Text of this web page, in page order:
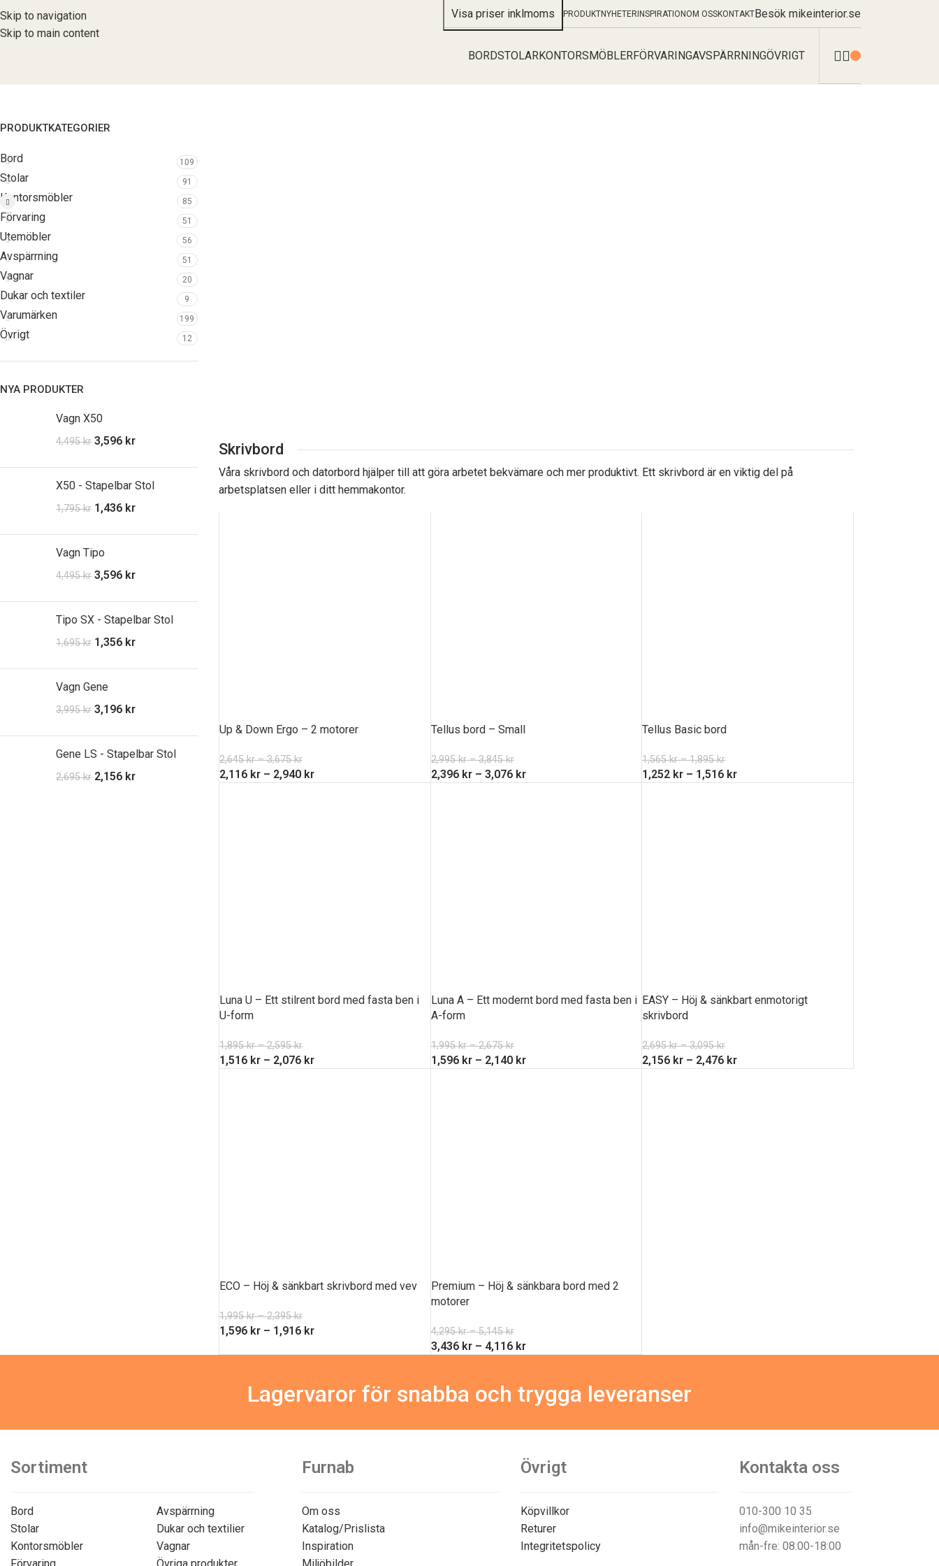
Skip to navigation
Skip to main content
PRODUKTNYHETERINSPIRATIONOM OSSKONTAKTBesök mikeinterior.se
BORDSTOLARKONTORSMÖBLERFÖRVARINGAVSPÄRRNINGÖVRIGT
PRODUKTKATEGORIER
Bord 109
Stolar 91
Kontorsmöbler 85
Förvaring 51
Utemöbler 56
Avspärrning 51
Vagnar 20
Dukar och textiler 9
Varumärken 199
Övrigt 12
NYA PRODUKTER
Vagn X50
4,495kr 3,596 kr
X50 - Stapelbar Stol
1,795kr 1,436 kr
Vagn Tipo
4,495kr 3,596 kr
Tipo SX - Stapelbar Stol
1,695kr 1,356 kr
Vagn Gene
3,995kr 3,196 kr
Gene LS - Stapelbar Stol
2,695kr 2,156 kr
Skrivbord
Våra skrivbord och datorbord hjälper till att göra arbetet bekvämare och mer produktivt. Ett skrivbord är en viktig del på
arbetsplatsen eller i ditt hemmakontor.
Up & Down Ergo – 2 motorer
2,645kr – 3,675kr
2,116 kr – 2,940 kr
Tellus bord – Small
2,995kr – 3,845kr
2,396 kr – 3,076 kr
Tellus Basic bord
1,565kr – 1,895kr
1,252 kr – 1,516 kr
Luna U – Ett stilrent bord med fasta ben i
U-form
1,895kr – 2,595kr
1,516 kr – 2,076 kr
Luna A – Ett modernt bord med fasta ben i
A-form
1,995kr – 2,675kr
1,596 kr – 2,140 kr
EASY – Höj & sänkbart enmotorigt
skrivbord
2,695kr – 3,095kr
2,156 kr – 2,476 kr
ECO – Höj & sänkbart skrivbord med vev
1,995kr – 2,395kr
1,596 kr – 1,916 kr
Premium – Höj & sänkbara bord med 2
motorer
4,295kr – 5,145kr
3,436 kr – 4,116 kr
Lagervaror för snabba och trygga leveranser
Sortiment
Bord
Stolar
Kontorsmöbler
Avspärrning
Dukar och textilier
Vagnar
Furnab
Om oss
Katalog/Prislista
Inspiration
Övrigt
Köpvillkor
Returer
Integritetspolicy
Kontakta oss
010-300 10 35
info@mikeinterior.se
mån-fre: 08:00-18:00